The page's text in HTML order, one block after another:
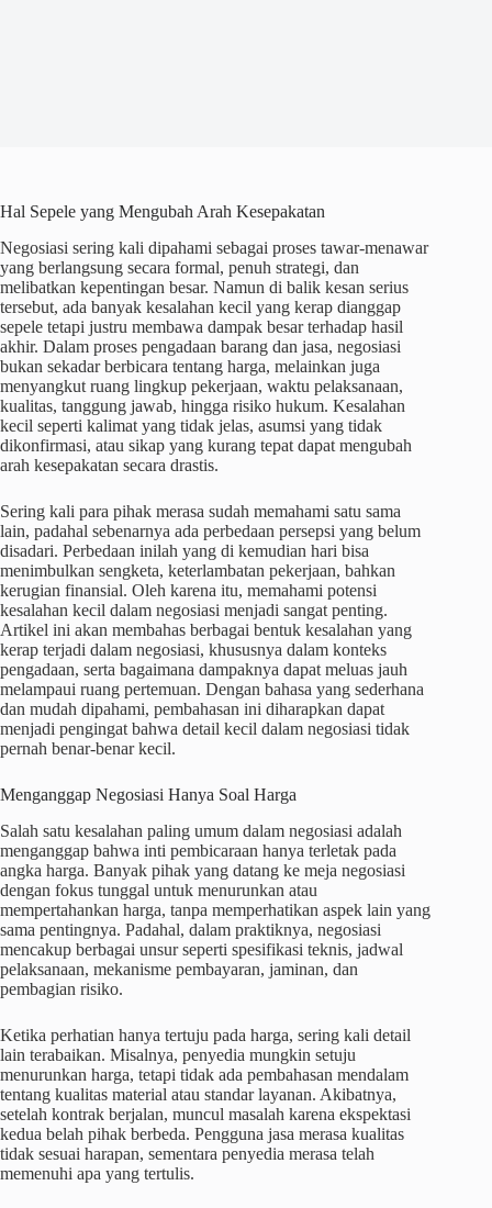
Hal Sepele yang Mengubah Arah Kesepakatan
Negosiasi sering kali dipahami sebagai proses tawar-menawar
yang berlangsung secara formal, penuh strategi, dan
melibatkan kepentingan besar. Namun di balik kesan serius
tersebut, ada banyak kesalahan kecil yang kerap dianggap
sepele tetapi justru membawa dampak besar terhadap hasil
akhir. Dalam proses pengadaan barang dan jasa, negosiasi
bukan sekadar berbicara tentang harga, melainkan juga
menyangkut ruang lingkup pekerjaan, waktu pelaksanaan,
kualitas, tanggung jawab, hingga risiko hukum. Kesalahan
kecil seperti kalimat yang tidak jelas, asumsi yang tidak
dikonfirmasi, atau sikap yang kurang tepat dapat mengubah
arah kesepakatan secara drastis.
Sering kali para pihak merasa sudah memahami satu sama
lain, padahal sebenarnya ada perbedaan persepsi yang belum
disadari. Perbedaan inilah yang di kemudian hari bisa
menimbulkan sengketa, keterlambatan pekerjaan, bahkan
kerugian finansial. Oleh karena itu, memahami potensi
kesalahan kecil dalam negosiasi menjadi sangat penting.
Artikel ini akan membahas berbagai bentuk kesalahan yang
kerap terjadi dalam negosiasi, khususnya dalam konteks
pengadaan, serta bagaimana dampaknya dapat meluas jauh
melampaui ruang pertemuan. Dengan bahasa yang sederhana
dan mudah dipahami, pembahasan ini diharapkan dapat
menjadi pengingat bahwa detail kecil dalam negosiasi tidak
pernah benar-benar kecil.
Menganggap Negosiasi Hanya Soal Harga
Salah satu kesalahan paling umum dalam negosiasi adalah
menganggap bahwa inti pembicaraan hanya terletak pada
angka harga. Banyak pihak yang datang ke meja negosiasi
dengan fokus tunggal untuk menurunkan atau
mempertahankan harga, tanpa memperhatikan aspek lain yang
sama pentingnya. Padahal, dalam praktiknya, negosiasi
mencakup berbagai unsur seperti spesifikasi teknis, jadwal
pelaksanaan, mekanisme pembayaran, jaminan, dan
pembagian risiko.
Ketika perhatian hanya tertuju pada harga, sering kali detail
lain terabaikan. Misalnya, penyedia mungkin setuju
menurunkan harga, tetapi tidak ada pembahasan mendalam
tentang kualitas material atau standar layanan. Akibatnya,
setelah kontrak berjalan, muncul masalah karena ekspektasi
kedua belah pihak berbeda. Pengguna jasa merasa kualitas
tidak sesuai harapan, sementara penyedia merasa telah
memenuhi apa yang tertulis.